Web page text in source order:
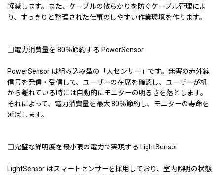
軽減します。また、ケーブルの散らかりを防ぐケーブル管理によ
り、すっきりと整理された仕事のしやすい作業環境を作ります。
□電力消費量を 80％節約する PowerSensor
PowerSensor は組み込み型の「人センサー」です。無害の赤外線
信号を発信・受信して、ユーザーの在席を確認し、ユーザーが机
から離れている時には自動的にモニターの明るさを落とします。
それによって、電力消費量を最大 80％節約し、モニターの寿命を
延ばします。
□完璧な鮮明度を最小限の電力で実現する LightSensor
LightSensor はスマートセンサーを採用しており、室内照明の状態